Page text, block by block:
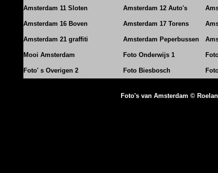
Amsterdam 11 Sloten Amsterdam 12 Auto's
Amsterdam 16 Boven Amsterdam 17 Torens
Amsterdam 21 graffiti Amsterdam Peperbussen
Mooi Amsterdam Foto Onderwijs 1
Foto' s Overigen 2 Foto Biesbosch
Foto's van Amsterdam ©